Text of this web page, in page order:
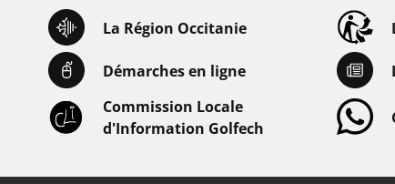
La Région Occitanie
Démarches en ligne
Commission Locale
d'Information Golfech